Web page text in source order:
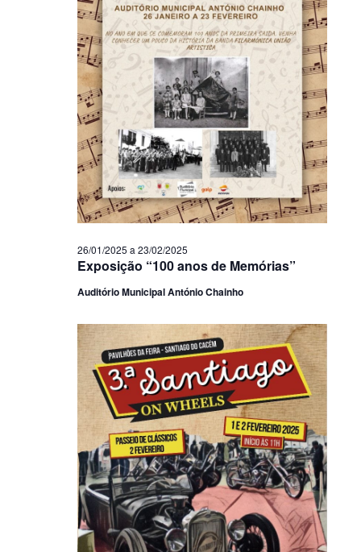
Exposição “100 anos de Memórias”
26/01/2025 a 23/02/2025
Auditório Municipal António Chainho